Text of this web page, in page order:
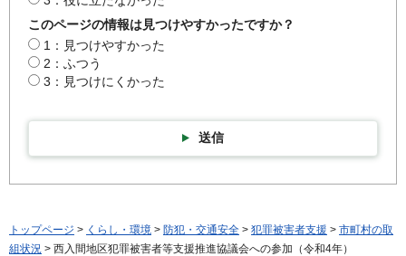
このページの情報は見つけやすかったですか？
1：見つけやすかった
2：ふつう
3：見つけにくかった
送信
トップページ > くらし・環境 > 防犯・交通安全 > 犯罪被害者支援 > 市町村の取
組状況 > 西入間地区犯罪被害者等支援推進協議会への参加（令和4年）